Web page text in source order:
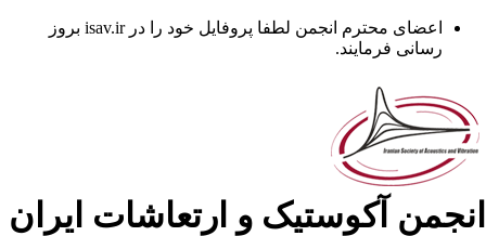
اعضای محترم انجمن لطفا پروفایل خود را در isav.ir بروز
رسانی فرمایند.
آکوستیک و ارتعاشات ایران